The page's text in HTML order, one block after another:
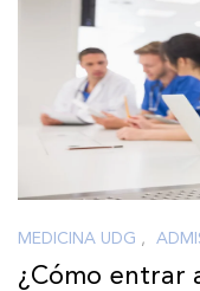
MEDICINA UDG ,
¿Cómo entrar